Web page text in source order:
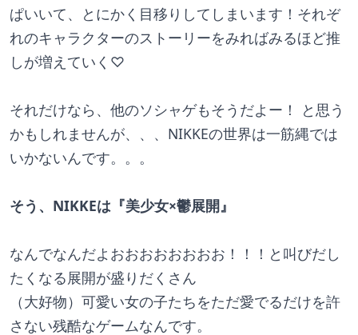
ぱいいて、とにかく目移りしてしまいます！それぞ
れのキャラクターのストーリーをみればみるほど推
しが増えていく♡
それだけなら、他のソシャゲもそうだよー！ と思う
かもしれませんが、、、NIKKEの世界は一筋縄では
いかないんです。。。
そう、NIKKEは『美少女×鬱展開』
なんでなんだよおおおおおおおお！！！と叫びだし
たくなる展開が盛りだくさん
（大好物）可愛い女の子たちをただ愛でるだけを許
さない残酷なゲームなんです。